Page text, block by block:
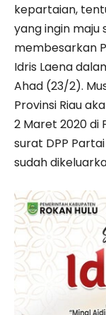
kepartaian,
yang ingin maju
membesarkan
Idris Laena
Ahad (23/2).
Provinsi Riau
2 Maret 2020 di
surat DPP
sudah